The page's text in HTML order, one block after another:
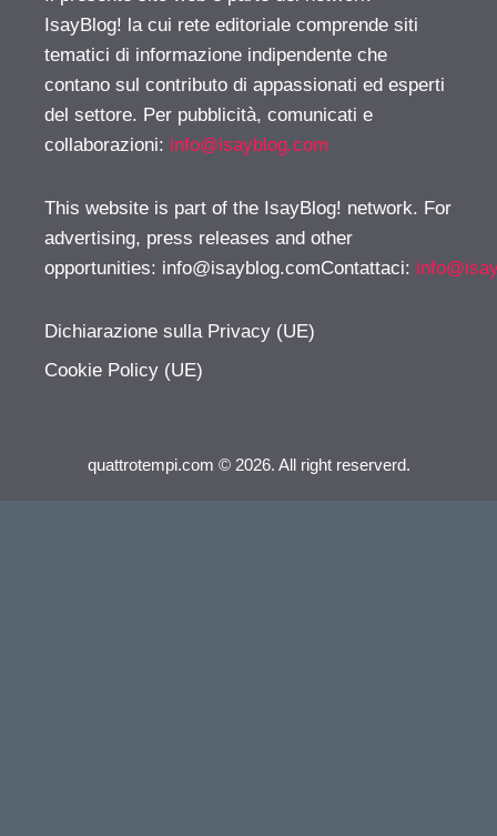
IsayBlog! la cui rete editoriale comprende siti
tematici di informazione indipendente che
contano sul contributo di appassionati ed esperti
del settore. Per pubblicità, comunicati e
collaborazioni: info@isayblog.com
This website is part of the IsayBlog! network. For
advertising, press releases and other
opportunities: info@isayblog.comContattaci:
Dichiarazione sulla Privacy (UE)
Cookie Policy (UE)
quattrotempi.com © 2026. All right reserverd.